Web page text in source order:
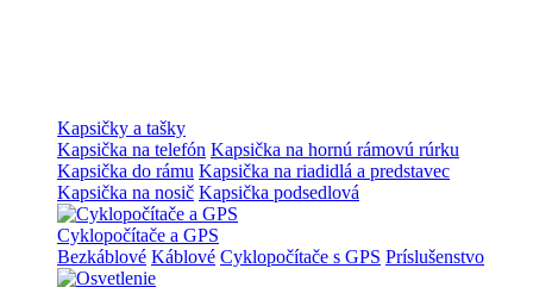
Kapsičky a tašky
Kapsička na telefón Kapsička na hornú rámovú rúrku
Kapsička do rámu Kapsička na riadidlá a predstavec
Kapsička na nosič Kapsička podsedlová
Cyklopočítače a GPS
Bezkáblové Káblové Cyklopočítače s GPS Príslušenstvo